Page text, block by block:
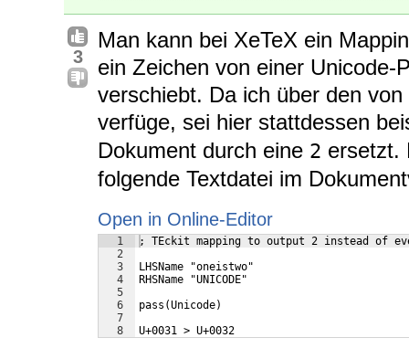
3
Man kann bei XeTeX ein
ein Zeichen von einer Unicode-
verschiebt. Da ich über den
verfüge, sei hier stattdessen
Dokument durch eine 2 ersetzt.
folgende Textdatei im
Open in Online-Editor
1
2
3
4
5
6
7
8
; TEckit mapping to output 2 instead of
LHSName "oneistwo"
RHSName "UNICODE"
pass(Unicode)
U+0031 > U+0032